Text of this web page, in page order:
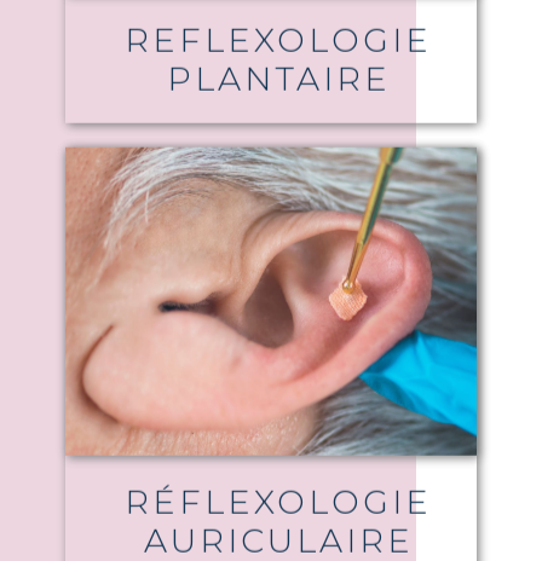
REFLEXOLOGIE
PLANTAIRE
RÉFLEXOLOGIE
AURICULAIRE